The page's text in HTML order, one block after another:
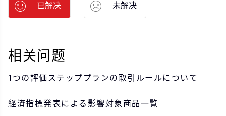
已解决 未解决
相关问题
1つの評価ステッププランの取引ルールについて
経済指標発表による影響対象商品一覧